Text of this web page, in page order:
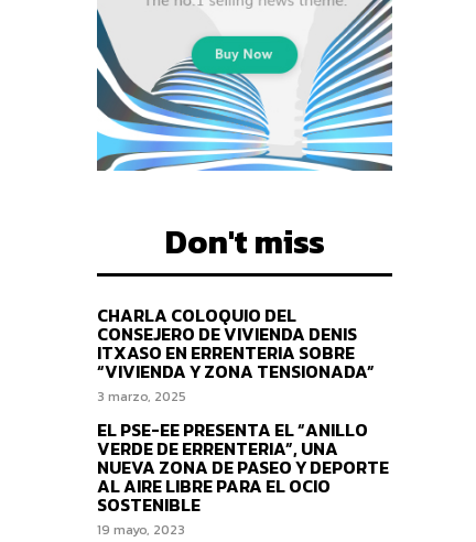
Don't miss
CHARLA COLOQUIO DEL
CONSEJERO DE VIVIENDA DENIS
ITXASO EN ERRENTERIA SOBRE
“VIVIENDA Y ZONA TENSIONADA”
3 marzo, 2025
EL PSE-EE PRESENTA EL “ANILLO
VERDE DE ERRENTERIA”, UNA
NUEVA ZONA DE PASEO Y DEPORTE
AL AIRE LIBRE PARA EL OCIO
SOSTENIBLE
19 mayo, 2023